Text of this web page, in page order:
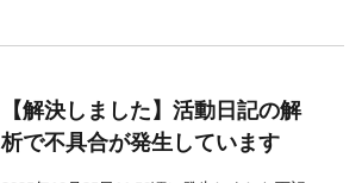
【解決しました】活動日記の解
析で不具合が発生しています